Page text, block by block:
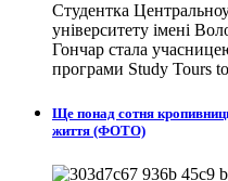
Студентка
університету імені
Гончар стала
програми Study Tours
Ще понад сотня
життя (ФОТО)